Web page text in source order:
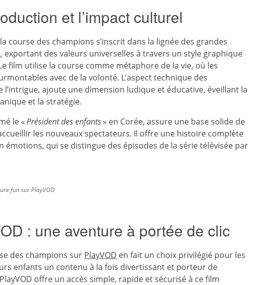
et l’impact culturel
course des champions s’inscrit dans la lignée des grandes
, exportant des valeurs universelles à travers un style graphique
film utilise la course comme métaphore de la vie, où les
avec de la volonté. L’aspect technique des
ajoute une dimension ludique et éducative, éveillant la
et la stratégie.
le «Président des enfants» en Corée, assure une base solide de
les nouveaux spectateurs. Il offre une histoire complète
émotions, qui se distingue des épisodes de la série télévisée par
fun sur PlayVOD
: une aventure à portée de clic
des champions sur PlayVOD en fait un choix privilégié pour les
enfants un contenu à la fois divertissant et porteur de
offre un accès simple, rapide et sécurisé à ce film